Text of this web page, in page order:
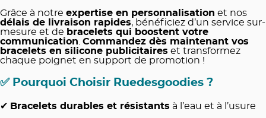
Grâce à notre expertise en personnalisation et nos
délais de livraison rapides, bénéficiez d’un service sur-
mesure et de bracelets qui boostent votre
communication Commandez dès maintenant vos
bracelets en silicone publicitaires et transformez
chaque poignet en support de promotion !
✅ Pourquoi Choisir Ruedesgoodies ?
✔ Bracelets durables et résistants à l’eau et à l’usure